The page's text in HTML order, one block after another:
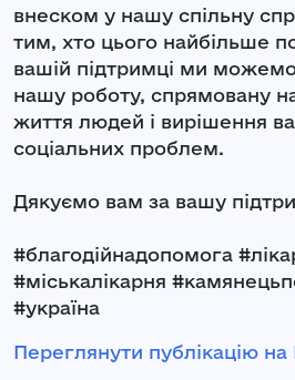
внеском у нашу спільну
тим, хто цього найбільше
вашій підтримці ми
нашу роботу, спрямовану
життя людей і вирішення
соціальних проблем.
Дякуємо вам за вашу
#благодійнадопомога
#міськалікарня
#україна
Переглянути публікацію на